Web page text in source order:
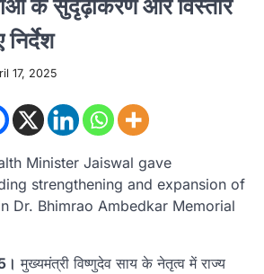
के सुदृढ़ीकरण और विस्तार
17, 2025
Minister Jaiswal gave
strengthening and expansion of
Dr. Bhimrao Ambedkar Memorial
मुख्यमंत्री विष्णुदेव साय के नेतृत्व में राज्य